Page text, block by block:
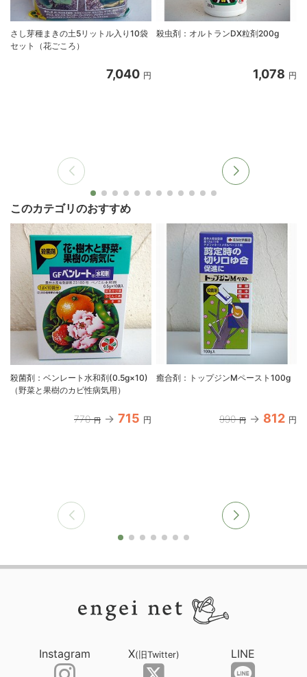
さし芽種まきの土5リットル入り10袋
セット（花ごころ）
7,040 円
殺虫剤：オルトランDX粒剤200g
1,078 円
このカテゴリのおすすめ
殺菌剤：ベンレート水和剤(0.5g×10)
（野菜と果樹のカビ性病気用）
770 円 715 円
癒合剤：トップジンMペースト100g
990 円 812 円
Instagram X(旧Twitter) LINE